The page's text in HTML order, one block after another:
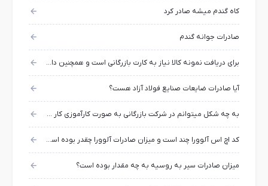
کاه گندم میشه صادر کرد
صادرات جوانه گندم
برای دریافت نمونه کالا نیاز به کارت بازرگانی است و همچنین دارای عوارض گمرکی نیز هست؟
آیا صادرات ضایعات صنایع فولاد آزاد هست؟
به چه شکل میتوانم در شرکت بازرگانی به صورت کارآموزی کار کنم؟
کد اچ اس آلوورا چند است و میزان صادرات آلوورا چقدر بوده است؟
میزان صادرات سیر به روسیه به چه مقدار بوده است؟